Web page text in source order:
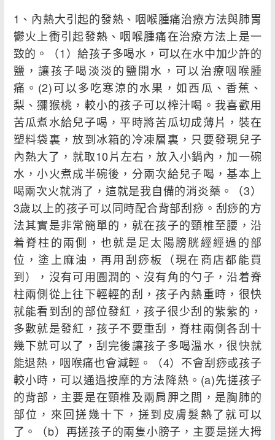
1、內熱大引起的發熱、咽喉腫痛治療方法與肺胃
鬱火上衝引起發熱、咽喉腫痛在治療方法上是一
致的。（1）給孩子多喝水，可以在水中加少許的
鹽，讓孩子喝淡淡的鹽開水，可以治療咽喉腫
痛。(2)可以多吃寒涼的水果，如西瓜、香蕉、
梨、獼猴桃，較小的孩子可以榨汁喝。我喜歡用
苦瓜煮水給兒子喝，平時將苦瓜切成薄片，裝在
塑料袋裏，放到冰箱的冷凍層裏，只要發現兒子
內熱大了，就取10片左右，放入小鍋內，加一碗
水，小火煮成半碗後，分兩次給兒子喝，基本上
喝兩次火就消了，這就是我自備的消炎藥。（3）
3歲以上的孩子可以同時配合背部刮痧。刮痧的方
法其實是非常簡單的，就在孩子的頸椎至腰，沿
着脊柱的兩側，也就是足太陽膀胱經經過的部
位，塗上麻油，再用刮痧板（現在商店都能買
到），沒有可用圓潤的、沒有角的勺子，沿着脊
柱兩側從上往下輕輕的刮，孩子內熱重時，很快
就能看到刮的部位發紅，孩子很少刮的紫紫的，
多數就是發紅，孩子不要重刮，脊柱兩側各刮十
幾下就可以了，刮完後讓孩子多喝溫水，很快就
能退熱，咽喉痛也會減輕。（4）不會刮痧或孩子
較小時，可以通過按摩的方法降熱。(a)先搓孩子
的背部，主要是在頸椎及兩肩胛之間，是胸肺的
部位，來回搓幾十下，搓到皮膚髮熱了就可以
了。（b）再搓孩子的兩隻小膀子，主要是搓大拇